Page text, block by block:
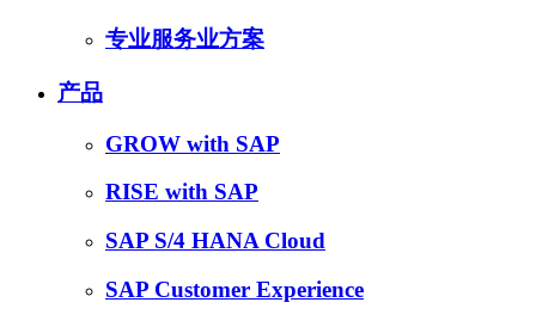
专业服务业方案
产品
GROW with SAP
RISE with SAP
SAP S/4 HANA Cloud
SAP Customer Experience